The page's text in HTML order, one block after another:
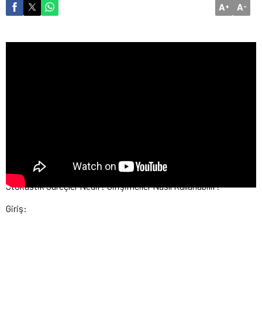
A+ A-
Stokastik Süreçler Nedir? Girişimciler Nasıl Kullanabilir?
Giriş: